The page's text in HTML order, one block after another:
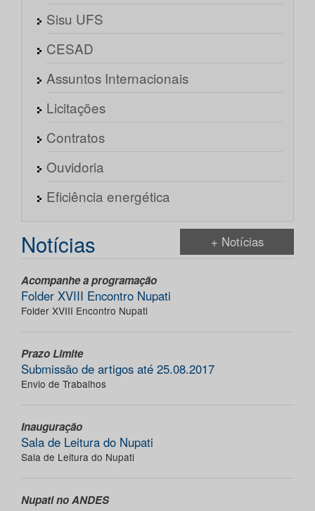
Sisu UFS
CESAD
Assuntos Internacionais
Licitações
Contratos
Ouvidoria
Eficiência energética
Notícias + Notícias
Acompanhe a programação
Folder XVIII Encontro Nupati
Folder XVIII Encontro Nupati
Prazo Limite
Submissão de artigos até 25.08.2017
Envio de Trabalhos
Inauguração
Sala de Leitura do Nupati
Sala de Leitura do Nupati
Nupati no ANDES